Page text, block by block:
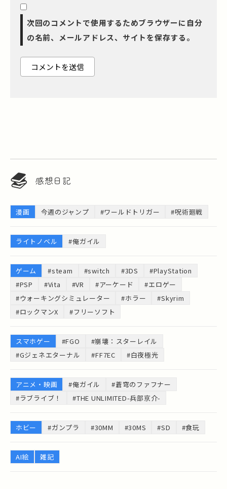
次回のコメントで使用するためブラウザーに自分
の名前、メールアドレス、サイトを保存する。
感想日記
漫画 今週のジャンプ #ワールドトリガー #呪術廻戦
ライトノベル #俺ガイル
ゲーム #steam #switch #3DS
#PlayStation
#PSP
#Vita #VR #アーケード
#エロゲー
#ウォーキングシミュレーター
#ホラー
#Skyrim
#ロックマンX
#フリーソフト
スマホゲー #FGO
#崩壊：スターレイル
#Gジェネエターナル
#FF7EC #白夜極光
アニメ・映画 #俺ガイル
#蒼穹のファフナー
#ラブライブ！
#THE UNLIMITED-兵部京介-
ホビー #ガンプラ #30MM #30MS #SD #食玩
AI絵 雑記